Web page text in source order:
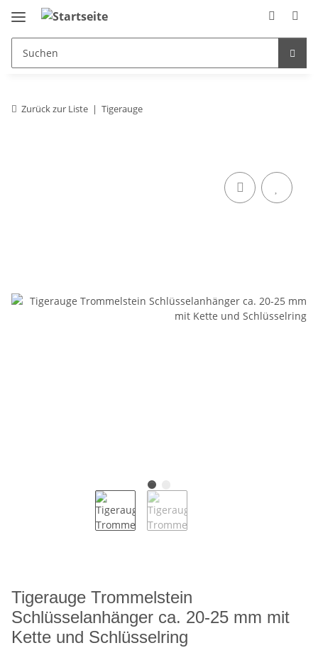
Zurück zur Liste Tigerauge
Tigerauge Trommelstein
Schlüsselanhänger ca. 20-25 mm mit
Kette und Schlüsselring